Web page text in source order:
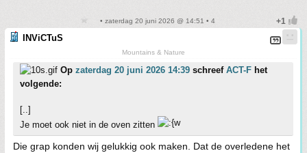
• zaterdag 20 juni 2026 @ 14:51 • 4
INViCTuS
Mountains & Nature
Op zaterdag 20 juni 2026 14:39 schreef ACT-F het
volgende:
[..]
Je moet ook niet in de oven zitten
Die grap konden wij gelukkig ook maken. Dat de overledene het